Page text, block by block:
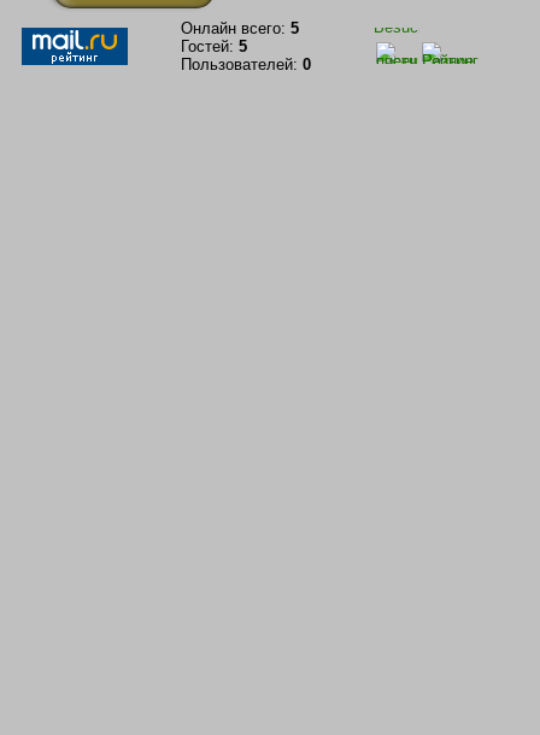
Онлайн всего: 5
Гостей: 5
Пользователей: 0